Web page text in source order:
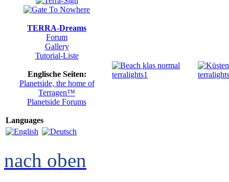
TERRA-Dreams
Forum
Gallery
Tutorial-Liste
Englische Seiten:
Planetside, the home of
Terragen™
Planetside Forums
Languages
nach oben